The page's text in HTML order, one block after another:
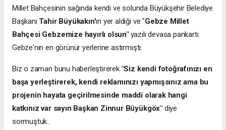
Millet Bahçesinin sağında kendi ve solunda Büyükşehir Belediye
Başkanı Tahir Büyükakın'ın yer aldığı ve "Gebze Millet
Bahçesi Gebzemize hayırlı olsun"yazılı devasa pankartı
Gebze'nin en görünür yerlerine astırmıştı.
Biz o zaman bunu haberleştirerek "Siz kendi fotoğrafınızı en
başa yerleştirerek, kendi reklamınızı yapmışsınız ama bu
projenin hayata geçirilmesinde maddi olarak hangi
katkınız var sayın Başkan Zinnur Büyükgöx" diye
sormuştuk..